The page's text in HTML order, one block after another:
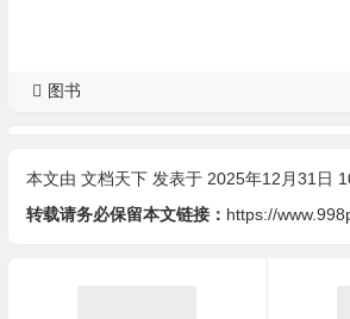
图书
本文由 文档天下发表于 2025年12月31日
转载请务必保留本文链接： https://